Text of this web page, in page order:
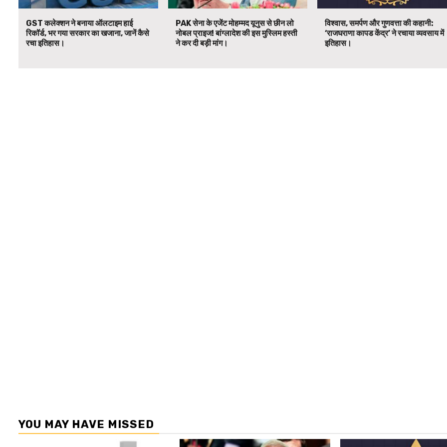
GST कलेक्शन ने बनाया ऑलटाइम हाई
रिकॉर्ड, भर गया सरकार का खजाना, जानें कैसे
रचा इतिहास।
PAK सेना के एजेंट मोहम्मद यूनुस से छीन लो
नोबल प्राइज! बांग्लादेश की इस मुस्लिम हस्ती
ने कर दी बड़ी मांग।
विश्वास, समर्पण और गुणवत्ता की कहानी:
‘राजघराणा कापड केंद्र’ ने रचाया व्यवसाय में
इतिहास।
YOU MAY HAVE MISSED